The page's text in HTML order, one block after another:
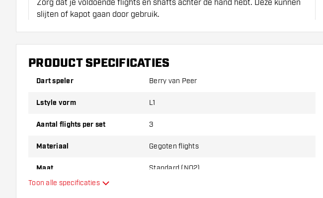
Zorg dat je voldoende flights en shafts achter de hand hebt. Deze kunnen
slijten of kapot gaan door gebruik.
Probeer eens een andere vorm, materiaal of dikte van de flights om
PRODUCT SPECIFICATIES
Dart speler Berry van Peer
Lstyle vorm L1
Aantal flights per set 3
Materiaal Gegoten flights
Maat Standard (NO2)
Toon alle specificaties